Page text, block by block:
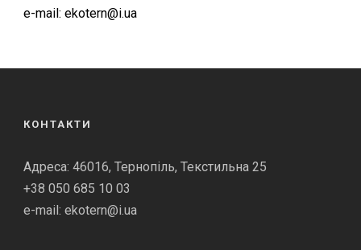
e-mail: ekotern@i.ua
КОНТАКТИ
Адреса: 46016, Тернопіль, Текстильна 25
+38 050 685 10 03
e-mail: ekotern@i.ua